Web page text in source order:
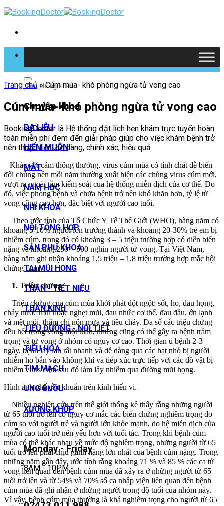
Skip
to
Chuyên khoa
DA LIỄU
HIẾM MUỘN
MẮT
NAM HỌC
NHI KHOA
NỘI TỔNG HỢP
SẢN PHỤ KHOA
TAI MŨI HỌNG
THẬN - TIẾT NIỆU
THẦN KINH
TIỂU ĐƯỜNG - NỘI TIẾT
TIÊU HÓA
TIM MẠCH
UNG BƯỚU
XƯƠNG KHỚP
Monday - Friday
8AM - 10PM
Trang chủ »Cúm mùa- khó phòng ngừa tử vong cao
Cúm mùa- khó phòng ngừa tử vong cao
BookingDoctor là Hệ thống đặt lịch hẹn khám trực tuyến hoàn
toàn miễn phí đem đến giải pháp giúp cho việc khám bệnh trở
nên thuận tiện, dễ dàng, chính xác, hiệu quả
Khác với cảm thông thường, virus cúm mùa có tính chất dễ biến
đổi chủng nên mỗi năm thường xuất hiện các chủng virus cúm mới,
vượt ra ngoài tầm kiểm soát của hệ thống miễn dịch của cơ thể. Do
đó, việc phòng bệnh và chữa bệnh trở nên khó khăn hơn, tỷ lệ tử
vong cũng cao hơn, đặc biệt với người cao tuổi.
Theo ước tính của Tổ Chức Y Tế Thế Giới (WHO), hàng năm có
khoảng 5-10% người lớn trưởng thành và khoảng 20-30% trẻ em bị
nhiễm cúm, trong đó có khoảng 3 – 5 triệu trường hợp có diễn biến
nặng và khoảng 250 – 500 nghìn người tử vong. Tại Việt Nam,
hàng năm ghi nhận khoảng 1,5 triệu – 1,8 triệu trường hợp mắc hội
chứng cúm
1. Triệu chứng
Triệu chứng của cúm mùa khởi phát đột ngột: sốt, ho, đau họng,
chảy nước mũi hoặc nghẹt mũi, đau nhức cơ thể, đau đầu, ớn lạnh
và mệt mỏi, thậm chí nôn mửa và tiêu chảy. Đa số các triệu chứng
đều hết trong vòng một tuần, nhưng cũng có thể gây ra bệnh trầm
trọng và tử vong ở nhóm có nguy cơ cao. Thời gian ủ bệnh 2-3
ngày, bệnh lây lan rất nhanh và dễ dàng qua các hạt nhỏ bị người
nhiễm ho bắn vào không khí và tiếp xúc trực tiếp với các đồ vật bị
nhiễm virus cúm sau đó làm lây nhiễm qua đường mũi họng.
Hình ảnh phế cầu khuẩn trên kính hiển vi.
Nhiều nghiên cứu trên thế giới thống kê thấy rằng những người
từ 65 tuổi trở lên có nguy cơ mắc các biến chứng nghiêm trọng do
cúm so với người trẻ và người lớn khỏe mạnh, do hệ miễn dịch của
người cao tuổi trở nên yếu hơn với tuổi tác. Trong khi bệnh cúm
mùa có thể khác nhau về mức độ nghiêm trọng, những người từ 65
tuổi trở lên phải chịu gánh nặng lớn nhất của bệnh cúm nặng. Trong
những năm gần đây, ước tính rằng khoảng 71 % và 85 % các ca tử
vong liên quan đến bệnh cúm mùa đã xảy ra ở những người từ 65
tuổi trở lên và từ 54% và 70% số ca nhập viện liên quan đến bệnh
cúm mùa đã ghi nhận ở những người trong độ tuổi của nhóm này.
Vì vậy, bệnh cúm mùa thường là khá nghiêm trọng cho người từ 65